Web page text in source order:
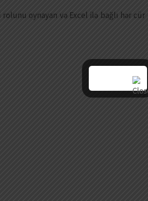
oynayan və Excel ilə bağlı hər cür